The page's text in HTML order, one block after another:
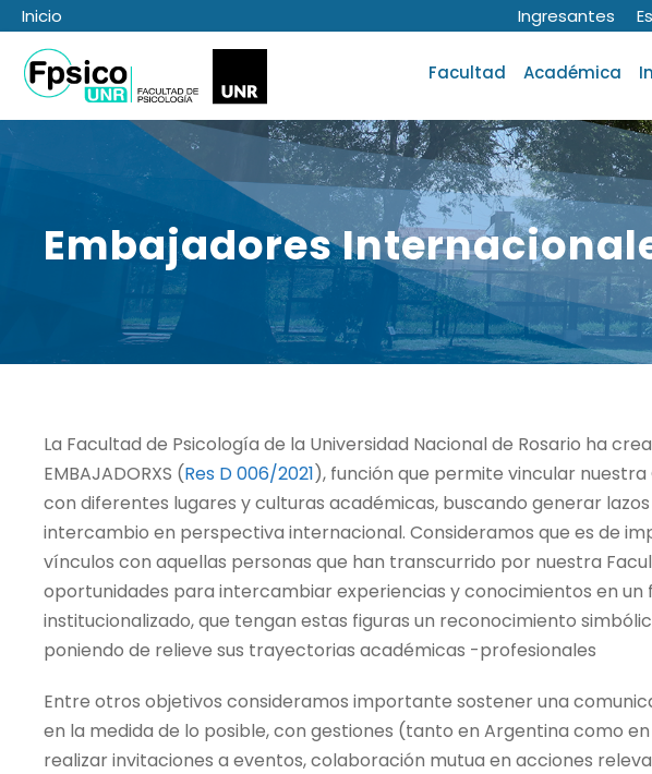
Inicio Ingresantes
Facultad Académica
Embajadores
La Facultad de Psicología de la Universidad Nacional de Rosario ha
EMBAJADORXS (Res D 006/2021), función que permite vincular nuestra
con diferentes lugares y culturas académicas, buscando generar
intercambio en perspectiva internacional. Consideramos que es de
vínculos con aquellas personas que han transcurrido por nuestra
oportunidades para intercambiar experiencias y conocimientos en un
institucionalizado, que tengan estas figuras un reconocimiento
poniendo de relieve sus trayectorias académicas -profesionales
Entre otros objetivos consideramos importante sostener una
en la medida de lo posible, con gestiones (tanto en Argentina como
realizar invitaciones a eventos, colaboración mutua en acciones